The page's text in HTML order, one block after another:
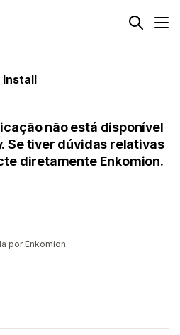
Install
não está disponível
Se tiver dúvidas relativas
diretamente Enkomion.
por Enkomion.